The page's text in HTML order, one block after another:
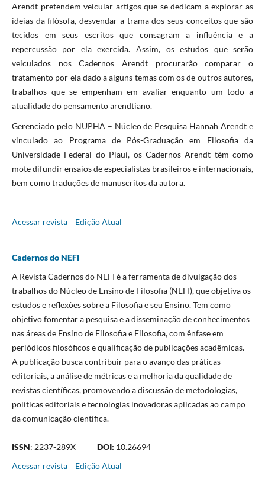
Arendt pretendem veicular artigos que se dedicam a explorar as
ideias da filósofa, desvendar a trama dos seus conceitos que são
tecidos em seus escritos que consagram a influência e a
repercussão por ela exercida. Assim, os estudos que serão
veiculados nos Cadernos Arendt procurarão comparar o
tratamento por ela dado a alguns temas com os de outros autores,
trabalhos que se empenham em avaliar enquanto um todo a
atualidade do pensamento arendtiano.
Gerenciado pelo NUPHA – Núcleo de Pesquisa Hannah Arendt e
vinculado ao Programa de Pós-Graduação em Filosofia da
Universidade Federal do Piauí, os Cadernos Arendt têm como
mote difundir ensaios de especialistas brasileiros e internacionais,
bem como traduções de manuscritos da autora.
Acessar revista Edição Atual
Cadernos do NEFI
A Revista Cadernos do NEFI é a ferramenta de divulgação dos
trabalhos do Núcleo de Ensino de Filosofia (NEFI), que objetiva os
estudos e reflexões sobre a Filosofia e seu Ensino. Tem como
objetivo fomentar a pesquisa e a disseminação de conhecimentos
nas áreas de Ensino de Filosofia e Filosofia, com ênfase em
periódicos filosóficos e qualificação de publicações acadêmicas.
A publicação busca contribuir para o avanço das práticas
editoriais, a análise de métricas e a melhoria da qualidade de
revistas científicas, promovendo a discussão de metodologias,
políticas editoriais e tecnologias inovadoras aplicadas ao campo
da comunicação científica.
ISSN: 2237-289X DOI: 10.26694
Acessar revista
Edição Atual